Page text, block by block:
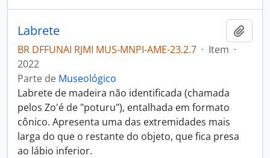
Labrete
BR DFFUNAI RJMI MUS-MNPI-AME-23.2.7 · Item ·
2022
Parte de Museológico
Labrete de madeira não identificada (chamada
pelos Zo'é de "poturu"), entalhada em formato
cônico. Apresenta uma das extremidades mais
larga do que o restante do objeto, que fica presa
ao lábio inferior.